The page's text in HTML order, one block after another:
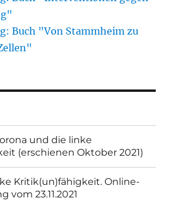
Buch "Von Stammheim zu
und die linke
(erschienen Oktober 2021)
Kritik(un)fähigkeit. Online-
vom 23.11.2021